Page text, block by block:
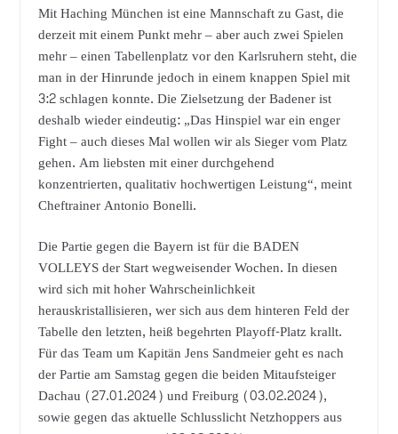
Mit Haching München ist eine Mannschaft zu Gast, die
derzeit mit einem Punkt mehr – aber auch zwei Spielen
mehr – einen Tabellenplatz vor den Karlsruhern steht, die
man in der Hinrunde jedoch in einem knappen Spiel mit
3:2 schlagen konnte. Die Zielsetzung der Badener ist
deshalb wieder eindeutig: „Das Hinspiel war ein enger
Fight – auch dieses Mal wollen wir als Sieger vom Platz
gehen. Am liebsten mit einer durchgehend
konzentrierten, qualitativ hochwertigen Leistung“, meint
Cheftrainer Antonio Bonelli.
Die Partie gegen die Bayern ist für die BADEN
VOLLEYS der Start wegweisender Wochen. In diesen
wird sich mit hoher Wahrscheinlichkeit
herauskristallisieren, wer sich aus dem hinteren Feld der
Tabelle den letzten, heiß begehrten Playoff-Platz krallt.
Für das Team um Kapitän Jens Sandmeier geht es nach
der Partie am Samstag gegen die beiden Mitaufsteiger
Dachau (27.01.2024) und Freiburg (03.02.2024),
sowie gegen das aktuelle Schlusslicht Netzhoppers aus